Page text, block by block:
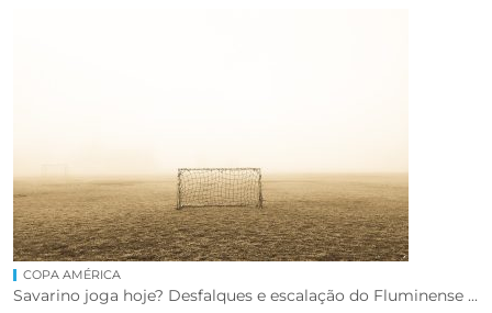
COPA AMÉRICA
Savarino joga hoje? Desfalques e escalação do Fluminense ...